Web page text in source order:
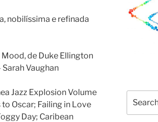
nobilíssima e refinada
de Duke Ellington
Vaughan
Jazz Explosion Volume
Oscar; Failing in Love
Day; Caribean
for: